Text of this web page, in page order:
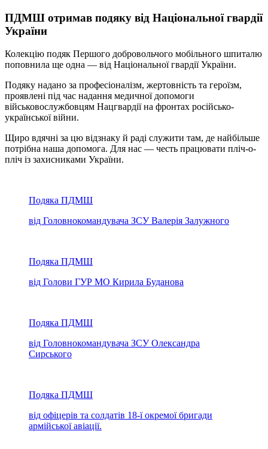
ПДМШ отримав подяку від Національної гвардії
України
Колекцію подяк Першого добровольчого мобільного шпиталю
поповнила ще одна — від Національної гвардії України.
Подяку надано за професіоналізм, жертовність та героїзм,
проявлені під час надання медичної допомоги
військовослужбовцям Нацгвардії на фронтах російсько-
української війни.
Щиро вдячні за цю відзнаку й раді служити там, де найбільше
потрібна наша допомога. Для нас — честь працювати пліч-о-
пліч із захисниками України.
Подяка ПДМШ
від Головнокомандувача ЗСУ Валерія Залужного
Подяка ПДМШ
від Голови ГУР МО Кирила Буданова
Подяка ПДМШ
від Головнокомандувача ЗСУ Олександра
Сирського
Подяка ПДМШ
від офіцерів та солдатів 18-ї окремої бригади
армійської авіації.